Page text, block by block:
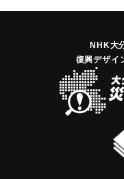
NHK大
復興デザイ